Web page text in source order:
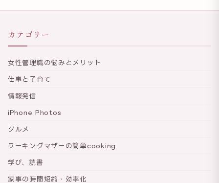
カテゴリー
女性管理職の悩みとメリット
仕事と子育て
情報発信
iPhone Photos
グルメ
ワーキングマザーの簡単cooking
学び、読書
家事の時間短縮・効率化